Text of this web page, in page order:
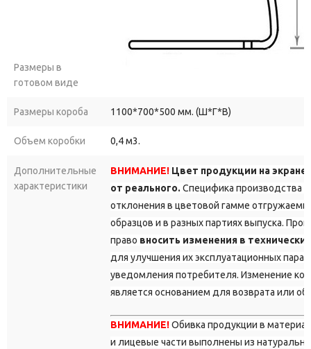
Размеры в
готовом виде
Размеры короба 1100*700*500 мм. (Ш*Г*В)
Объем коробки 0,4 м3.
Дополнительные
характеристики
ВНИМАНИЕ! Цвет продукции на
от реального. Специфика производства
отклонения в цветовой гамме
образцов и в разных партиях выпуска.
право вносить изменения в
для улучшения их эксплуатационных
уведомления потребителя. Изменение
является основанием для возврата или
ВНИМАНИЕ!Обивка продукции в
и лицевые части выполнены из